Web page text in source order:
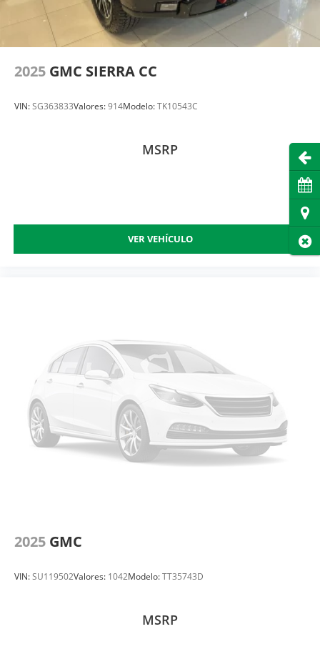
2025 GMC SIERRA CC
VIN:SG363833Valores:914Modelo:TK10543C
MSRP
VER VEHÍCULO
2025 GMC
VIN:SU119502Valores: 1042Modelo:TT35743D
MSRP